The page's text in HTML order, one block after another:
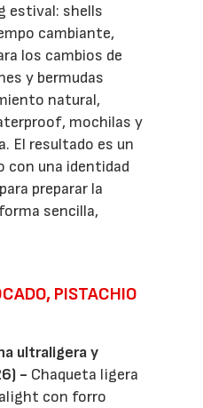
estival: shells
cambiante,
los cambios de
y bermudas
natural,
mochilas y
El resultado es un
con una identidad
preparar la
sencilla,
PISTACHIO
ultraligera y
- Chaqueta ligera
con forro